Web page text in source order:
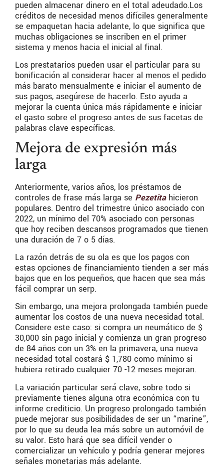
pueden almacenar dinero en el total adeudado.Los
créditos de necesidad menos difíciles generalmente
se empaquetan hacia adelante, lo que significa que
muchas obligaciones se inscriben en el primer
sistema y menos hacia el inicial al final.
Los prestatarios pueden usar el particular para su
bonificación al considerar hacer al menos el pedido
más barato mensualmente e iniciar el aumento de
sus pagos, asegúrese de hacerlo. Esto ayuda a
mejorar la cuenta única más rápidamente e iniciar
el gasto sobre el progreso antes de sus facetas de
palabras clave específicas.
Mejora de expresión más
larga
Anteriormente, varios años, los préstamos de
controles de frase más larga se Pezetitahicieron
populares. Dentro del trimestre único asociado con
2022, un mínimo del 70% asociado con personas
que hoy reciben descansos programados que tienen
una duración de 7 o 5 días.
La razón detrás de su ola es que los pagos con
estas opciones de financiamiento tienden a ser más
bajos que en los pequeños, que hacen que sea más
fácil comprar un serp.
Sin embargo, una mejora prolongada también puede
aumentar los costos de una nueva necesidad total.
Considere este caso: si compra un neumático de $
30,000 sin pago inicial y comienza un gran progreso
de 84 años con un 3% en la primavera, una nueva
necesidad total costará $ 1,780 como mínimo si
hubiera retirado cualquier 70 -12 meses mejoran.
La variación particular será clave, sobre todo si
previamente tienes alguna otra económica con tu
informe crediticio. Un progreso prolongado también
puede mejorar sus posibilidades de ser un “marine”,
por lo que su deuda lea más sobre un automóvil de
su valor. Esto hará que sea difícil vender o
comercializar un vehículo y podría generar mejores
señales monetarias más adelante.